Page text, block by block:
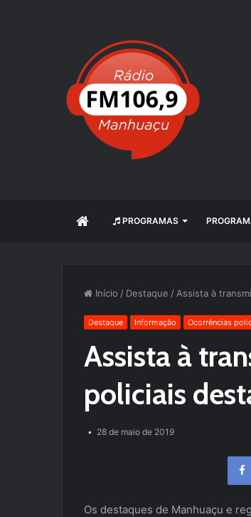
INÍCIO PROGRAMAS
Início / Destaque / Assista à
Destaque Informação Ocorrências
Assista à
policiais
28 de maio de 2019
Os destaques de Manhuaçu e